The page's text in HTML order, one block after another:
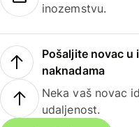
inozemstvu.
Pošaljite novac
naknadama
Neka vaš novac
udaljenost.